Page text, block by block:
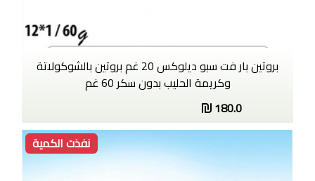
بروتين بار فت سبو ديلوكس 20 غم بروتين بالشوكولاتة
وكريمة الحليب بدون سكر 60 غم
180.0
نفذت الكمية